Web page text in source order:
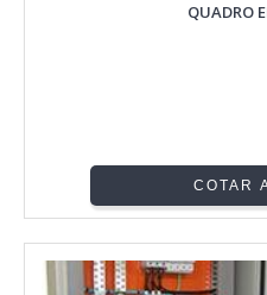
QUADRO
COTAR